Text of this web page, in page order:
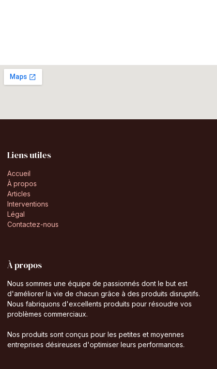
Liens utiles
Accueil
À propos
Articles
Interventions
Légal
Contactez-nous
À propos
Nous sommes une équipe de passionnés dont le but est
d'améliorer la vie de chacun grâce à des produits disruptifs.
Nous fabriquons d'excellents produits pour résoudre vos
problèmes commerciaux.
Nos produits sont conçus pour les petites et moyennes
entreprises désireuses d'optimiser leurs performances.